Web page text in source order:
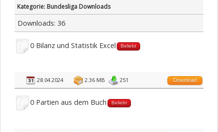
Kategorie: Bundesliga Downloads
Downloads: 36
0 Bilanz und Statistik Excel Beliebt
28.04.2024 2.36 MB 251 Download
0 Partien aus dem Buch Beliebt